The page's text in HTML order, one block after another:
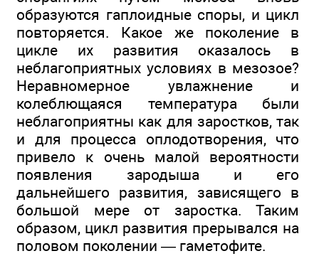
образуются гаплоидные споры, и цикл
повторяется. Какое же поколение в
цикле их развития оказалось в
неблагоприятных условиях в мезозое?
Неравномерное увлажнение и
колеблющаяся температура были
неблагоприятны как для заростков, так
и для процесса оплодотворения, что
привело к очень малой вероятности
появления зародыша и его
дальнейшего развития, зависящего в
большой мере от заростка. Таким
образом, цикл развития прерывался на
половом поколении — гаметофите.